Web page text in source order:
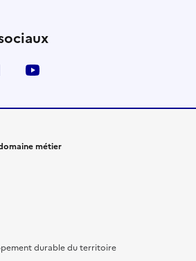
Twitter)
linkedin
métier
durable du territoire